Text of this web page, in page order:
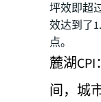
坪效即超
效达到了
点。
麓湖
间，城